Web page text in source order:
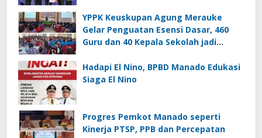
YPPK Keuskupan Agung Merauke
Gelar Penguatan Esensi Dasar, 460
Guru dan 40 Kepala Sekolah jadi
Hadapi El Nino, BPBD Manado Edukasi
Siaga El Nino
Progres Pemkot Manado seperti
Kinerja PTSP, PPB dan Percepatan